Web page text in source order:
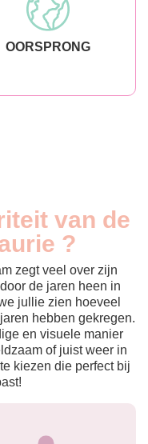
OORSPRONG
van de
?
zegt veel over zijn
de jaren heen in
jullie zien hoeveel
hebben gekregen.
en visuele manier
of juist weer in
kiezen die perfect bij